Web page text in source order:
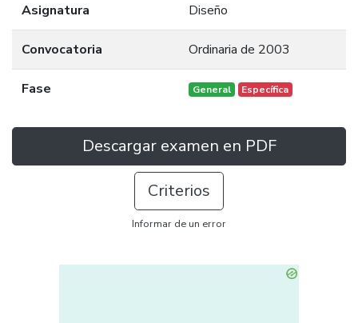
Asignatura Diseño
Convocatoria Ordinaria de 2003
Fase General Específica
Descargar examen en PDF
Criterios
Informar de un error